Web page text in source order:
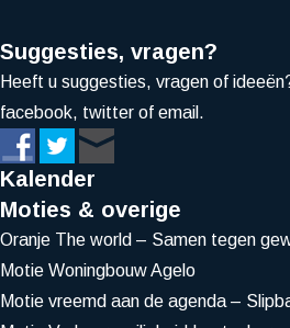
Suggesties, vragen?
Heeft u suggesties, vragen of
facebook, twitter of email.
Kalender
Moties & overige
Oranje The world – Samen tegen
Motie Woningbouw Agelo
Motie vreemd aan de agenda –